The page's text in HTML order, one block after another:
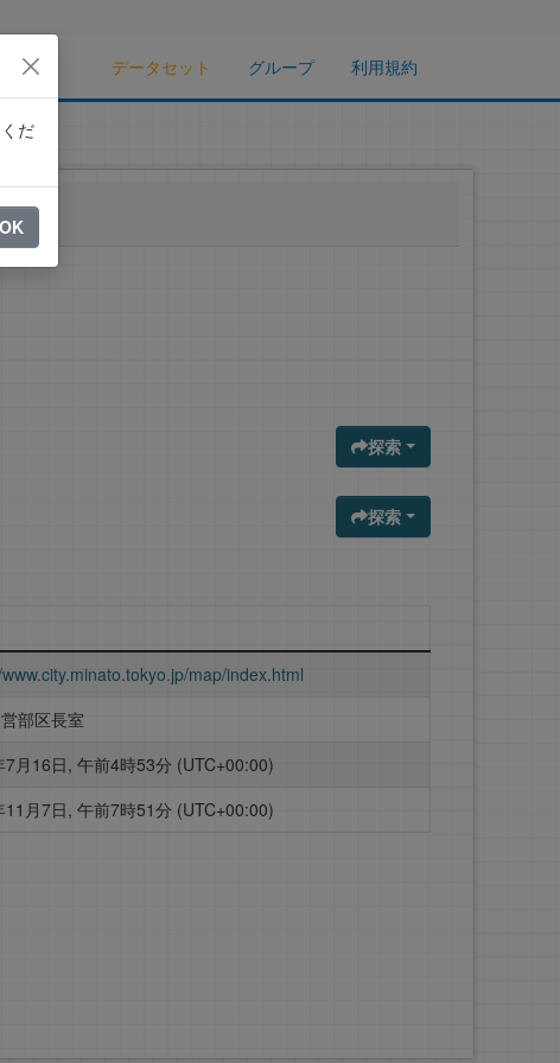
データセット グループ 利用規約
探索
探索
map/index.html
部区長室
7月16日, 午前4時53分 (UTC+00:00)
11月7日, 午前7時51分 (UTC+00:00)
だ
OK